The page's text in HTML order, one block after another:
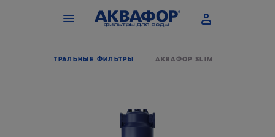
МАГИСТРАЛЬНЫЕ ФИЛЬТРЫ АКВАФОР SLIM